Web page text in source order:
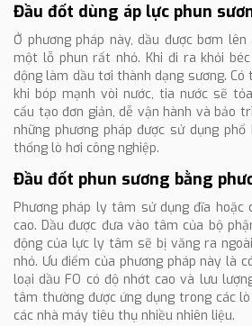
Đầu đốt dùng áp lực phun
Ở phương pháp này, dầu được bơm
một lỗ phun rất nhỏ. Khi đi ra khỏi
động làm dầu tơi thành dạng sương. Có
khi bóp mạnh vòi nước, tia nước sẽ
cấu tạo đơn giản, dễ vận hành và bảo
những phương pháp được sử dụng
thống lò hơi công nghiệp.
Đầu đốt phun sương bằng
Phương pháp ly tâm sử dụng đĩa
cao. Dầu được đưa vào tâm của bộ
động của lực ly tâm sẽ bị văng ra
nhỏ. Ưu điểm của phương pháp này là
loại dầu FO có độ nhớt cao và lưu
tâm thường được ứng dụng trong các
các nhà máy tiêu thụ nhiều nhiên liệu.